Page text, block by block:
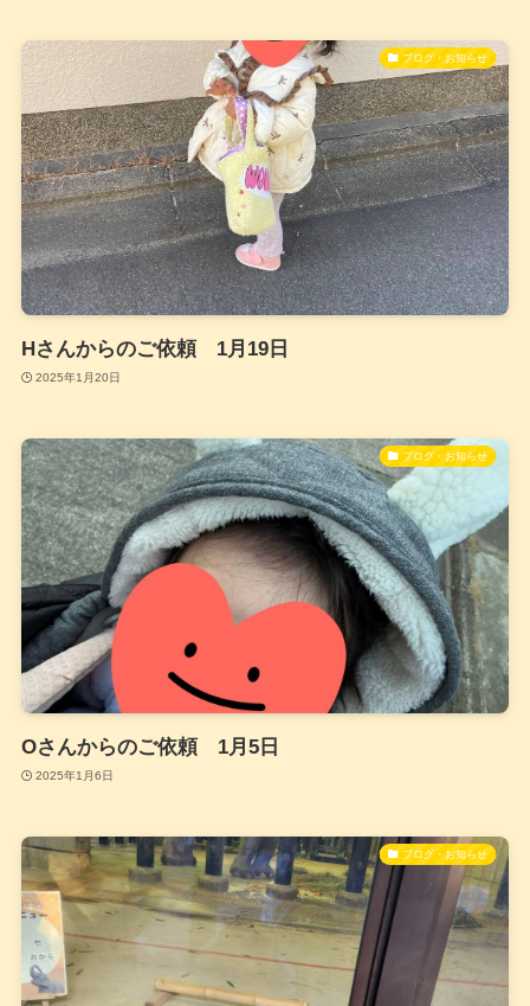
ブログ・お知らせ
Hさんからのご依頼 1月19日
2025年1月20日
ブログ・お知らせ
Oさんからのご依頼 1月5日
2025年1月6日
ブログ・お知らせ